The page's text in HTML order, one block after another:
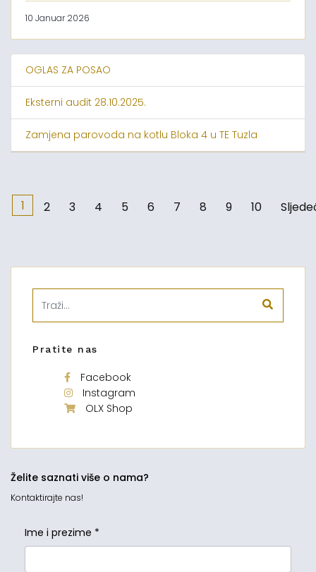
10 Januar 2026
OGLAS ZA POSAO
Eksterni audit 28.10.2025.
Zamjena parovoda na kotlu Bloka 4 u TE Tuzla
1 2 3 4 5 6 7 8 9 10
Pratite nas
Facebook
Instagram
OLX Shop
Želite saznati više o nama?
Kontaktirajte nas!
Ime i prezime *